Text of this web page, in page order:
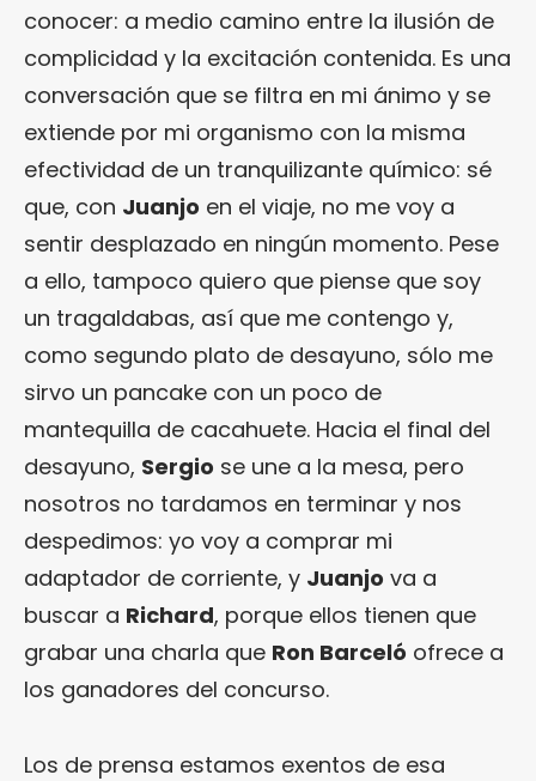
conocer: a medio camino entre la ilusión de
complicidad y la excitación contenida. Es una
conversación que se filtra en mi ánimo y se
extiende por mi organismo con la misma
efectividad de un tranquilizante químico: sé
que, con Juanjo en el viaje, no me voy a
sentir desplazado en ningún momento. Pese
a ello, tampoco quiero que piense que soy
un tragaldabas, así que me contengo y,
como segundo plato de desayuno, sólo me
sirvo un pancake con un poco de
mantequilla de cacahuete. Hacia el final del
desayuno, Sergio se une a la mesa, pero
nosotros no tardamos en terminar y nos
despedimos: yo voy a comprar mi
adaptador de corriente, y Juanjo va a
buscar a Richard, porque ellos tienen que
grabar una charla que Ron Barceló ofrece a
los ganadores del concurso.
Los de prensa estamos exentos de esa